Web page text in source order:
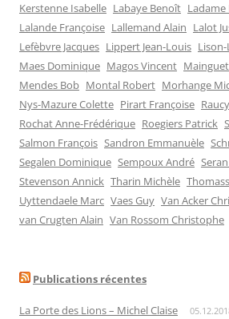
Kerstenne Isabelle Labaye Benoît Ladame
Lalande Françoise Lallemand Alain Lalot
Lefèbvre Jacques Lippert Jean-Louis
Maes Dominique Magos Vincent
Mendes Bob Montal Robert Morhange
Nys-Mazure Colette Pirart Françoise
Rochat Anne-Frédérique Roegiers Patrick
Salmon François Sandron Emmanuèle
Segalen Dominique Sempoux André
Stevenson Annick Tharin Michèle
Uyttendaele Marc Vaes Guy Van Acker
van Crugten Alain Van Rossom Christophe
Publications récentes
La Porte des Lions – Michel Claise